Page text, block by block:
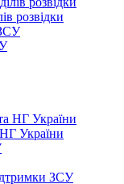
розвідки
України